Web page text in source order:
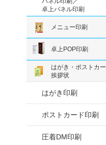
卓上パネル印刷
メニュー印刷
卓上POP印刷
はがき・ポストカ
挨拶状
はがき印刷
ポストカード印刷
圧着DM印刷